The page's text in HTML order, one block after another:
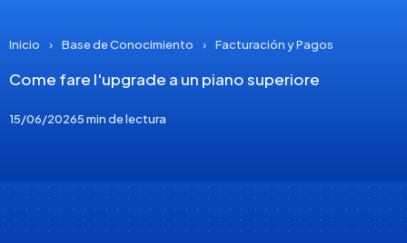
Inicio › Base de Conocimiento › Facturación y Pagos
Come fare l'upgrade a un piano superiore
15/06/20265 min de lectura